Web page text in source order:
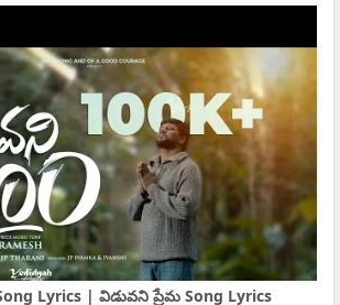
Lyrics | విడువని ప్రేమ Song Lyrics